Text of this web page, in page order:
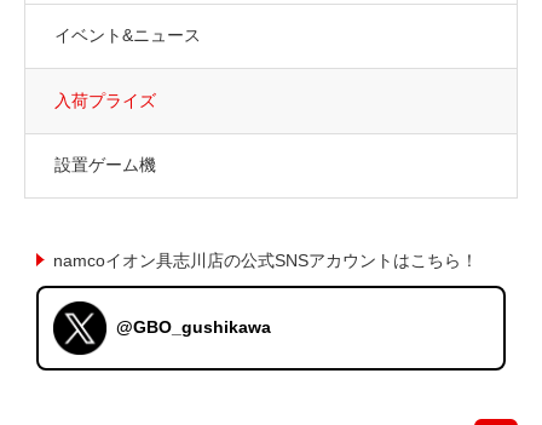
イベント&ニュース
入荷プライズ
設置ゲーム機
namcoイオン具志川店の公式SNSアカウントはこちら！
@GBO_gushikawa